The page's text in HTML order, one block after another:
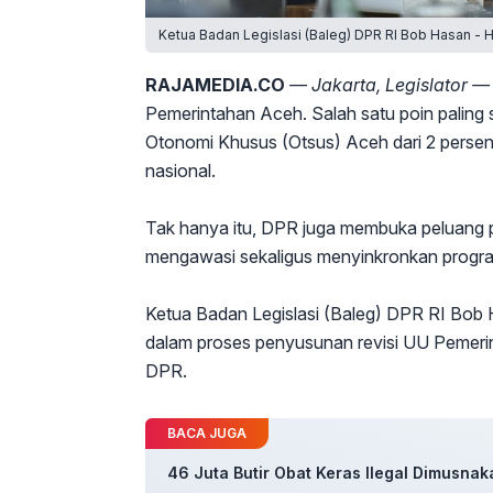
Ketua Badan Legislasi (Baleg) DPR RI Bob Hasan -
RAJAMEDIA.CO — Jakarta, Legislator —
Pemerintahan Aceh. Salah satu poin
Otonomi Khusus (Otsus) Aceh dari 2
nasional.
Tak hanya itu, DPR juga membuka
mengawasi sekaligus menyinkronkan
Ketua Badan Legislasi (Baleg) DPR RI
dalam proses penyusunan revisi UU
DPR.
BACA JUGA
46 Juta Butir Obat Keras Ilegal